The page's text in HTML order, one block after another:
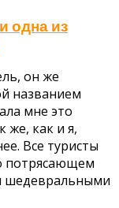
одна из
он же
названием
мне это
же, как и я,
Все туристы
потрясающем
шедевральными